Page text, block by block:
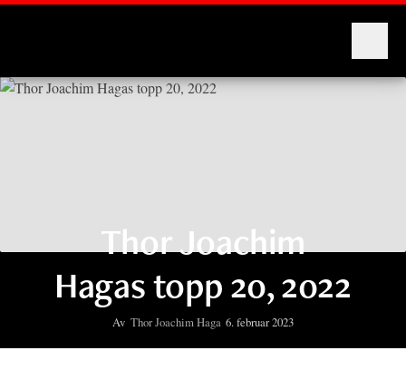
Thor Joachim
Hagas topp 20, 2022
Av Thor Joachim Haga 6. februar 2023